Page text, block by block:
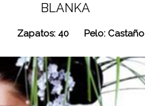
BLANKA
Zapatos: 40 Pelo: Castaño